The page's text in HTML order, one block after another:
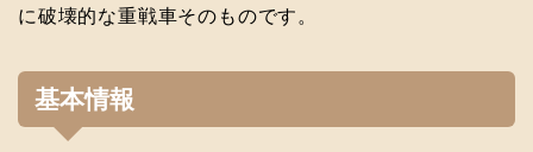
に破壊的な重戦車そのものです。
基本情報